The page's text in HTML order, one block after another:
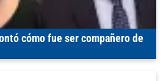
cómo fue ser compañero de